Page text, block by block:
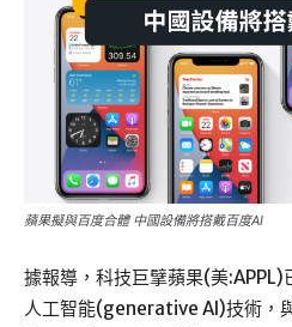
蘋果擬與百度合體 中國設備將搭戴百度AI
據報導，科技巨擘蘋果(美
人工智能(generative AI)技術，